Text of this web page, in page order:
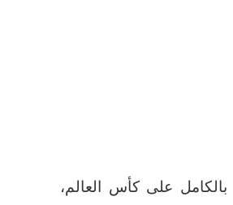
على كأس العالم،